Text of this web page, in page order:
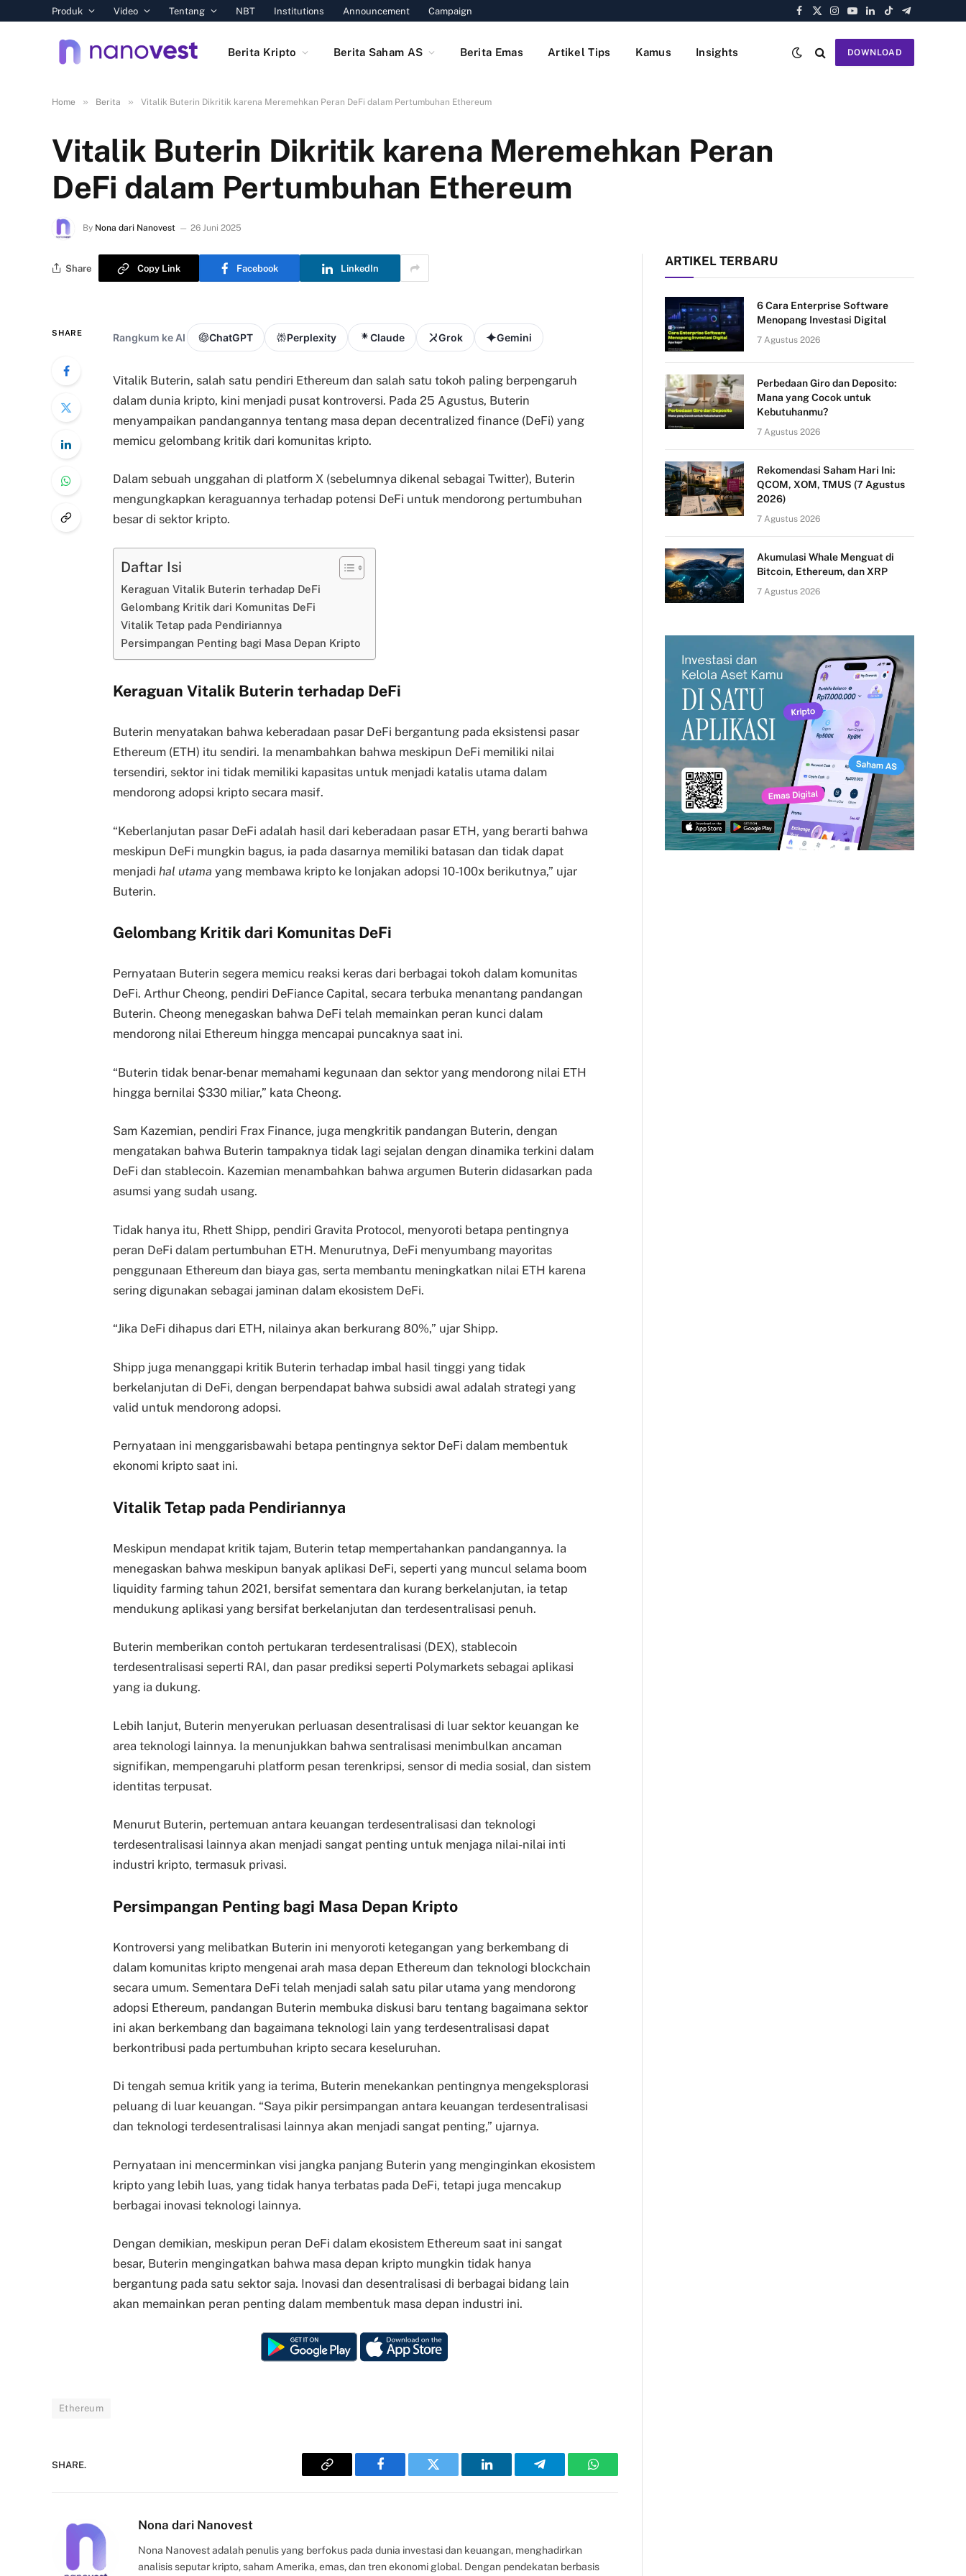
Produk Video Tentang NBT Institutions Announcement Campaign
Facebook
X
Instagram
YouTube
LinkedIn
TikTokTelegram
Berita Kripto Berita Saham AS Berita Emas Artikel Tips Kamus Insights DOWNLOAD
Home » Berita » Vitalik Buterin Dikritik karena Meremehkan Peran DeFi dalam Pertumbuhan Ethereum
Vitalik Buterin Dikritik karena Meremehkan Peran
DeFi dalam Pertumbuhan Ethereum
By Nona dari Nanovest 26 Juni 2025
Share Copy Link Facebook LinkedIn
SHARE Rangkum ke AI ChatGPT Perplexity Claude Grok Gemini
Vitalik Buterin, salah satu pendiri Ethereum dan salah satu tokoh paling berpengaruh
dalam dunia kripto, kini menjadi pusat kontroversi. Pada 25 Agustus, Buterin
menyampaikan pandangannya tentang masa depan decentralized finance (DeFi) yang
memicu gelombang kritik dari komunitas kripto.
Dalam sebuah unggahan di platform X (sebelumnya dikenal sebagai Twitter), Buterin
mengungkapkan keraguannya terhadap potensi DeFi untuk mendorong pertumbuhan
besar di sektor kripto.
Daftar Isi
Keraguan Vitalik Buterin terhadap DeFi
Gelombang Kritik dari Komunitas DeFi
Vitalik Tetap pada Pendiriannya
Persimpangan Penting bagi Masa Depan Kripto
Keraguan Vitalik Buterin terhadap DeFi
Buterin menyatakan bahwa keberadaan pasar DeFi bergantung pada eksistensi pasar
Ethereum (ETH) itu sendiri. Ia menambahkan bahwa meskipun DeFi memiliki nilai
tersendiri, sektor ini tidak memiliki kapasitas untuk menjadi katalis utama dalam
mendorong adopsi kripto secara masif.
“Keberlanjutan pasar DeFi adalah hasil dari keberadaan pasar ETH, yang berarti bahwa
meskipun DeFi mungkin bagus, ia pada dasarnya memiliki batasan dan tidak dapat
menjadi hal utama yang membawa kripto ke lonjakan adopsi 10-100x berikutnya,” ujar
Buterin.
Gelombang Kritik dari Komunitas DeFi
Pernyataan Buterin segera memicu reaksi keras dari berbagai tokoh dalam komunitas
DeFi. Arthur Cheong, pendiri DeFiance Capital, secara terbuka menantang pandangan
Buterin. Cheong menegaskan bahwa DeFi telah memainkan peran kunci dalam
mendorong nilai Ethereum hingga mencapai puncaknya saat ini.
“Buterin tidak benar-benar memahami kegunaan dan sektor yang mendorong nilai ETH
hingga bernilai $330 miliar,” kata Cheong.
Sam Kazemian, pendiri Frax Finance, juga mengkritik pandangan Buterin, dengan
mengatakan bahwa Buterin tampaknya tidak lagi sejalan dengan dinamika terkini dalam
DeFi dan stablecoin. Kazemian menambahkan bahwa argumen Buterin didasarkan pada
asumsi yang sudah usang.
Tidak hanya itu, Rhett Shipp, pendiri Gravita Protocol, menyoroti betapa pentingnya
peran DeFi dalam pertumbuhan ETH. Menurutnya, DeFi menyumbang mayoritas
penggunaan Ethereum dan biaya gas, serta membantu meningkatkan nilai ETH karena
sering digunakan sebagai jaminan dalam ekosistem DeFi.
“Jika DeFi dihapus dari ETH, nilainya akan berkurang 80%,” ujar Shipp.
Shipp juga menanggapi kritik Buterin terhadap imbal hasil tinggi yang tidak
berkelanjutan di DeFi, dengan berpendapat bahwa subsidi awal adalah strategi yang
valid untuk mendorong adopsi.
Pernyataan ini menggarisbawahi betapa pentingnya sektor DeFi dalam membentuk
ekonomi kripto saat ini.
Vitalik Tetap pada Pendiriannya
Meskipun mendapat kritik tajam, Buterin tetap mempertahankan pandangannya. Ia
menegaskan bahwa meskipun banyak aplikasi DeFi, seperti yang muncul selama boom
liquidity farming tahun 2021, bersifat sementara dan kurang berkelanjutan, ia tetap
mendukung aplikasi yang bersifat berkelanjutan dan terdesentralisasi penuh.
Buterin memberikan contoh pertukaran terdesentralisasi (DEX), stablecoin
terdesentralisasi seperti RAI, dan pasar prediksi seperti Polymarkets sebagai aplikasi
yang ia dukung.
Lebih lanjut, Buterin menyerukan perluasan desentralisasi di luar sektor keuangan ke
area teknologi lainnya. Ia menunjukkan bahwa sentralisasi menimbulkan ancaman
signifikan, mempengaruhi platform pesan terenkripsi, sensor di media sosial, dan sistem
identitas terpusat.
Menurut Buterin, pertemuan antara keuangan terdesentralisasi dan teknologi
terdesentralisasi lainnya akan menjadi sangat penting untuk menjaga nilai-nilai inti
industri kripto, termasuk privasi.
Persimpangan Penting bagi Masa Depan Kripto
Kontroversi yang melibatkan Buterin ini menyoroti ketegangan yang berkembang di
dalam komunitas kripto mengenai arah masa depan Ethereum dan teknologi blockchain
secara umum. Sementara DeFi telah menjadi salah satu pilar utama yang mendorong
adopsi Ethereum, pandangan Buterin membuka diskusi baru tentang bagaimana sektor
ini akan berkembang dan bagaimana teknologi lain yang terdesentralisasi dapat
berkontribusi pada pertumbuhan kripto secara keseluruhan.
Di tengah semua kritik yang ia terima, Buterin menekankan pentingnya mengeksplorasi
peluang di luar keuangan. “Saya pikir persimpangan antara keuangan terdesentralisasi
dan teknologi terdesentralisasi lainnya akan menjadi sangat penting,” ujarnya.
Pernyataan ini mencerminkan visi jangka panjang Buterin yang menginginkan ekosistem
kripto yang lebih luas, yang tidak hanya terbatas pada DeFi, tetapi juga mencakup
berbagai inovasi teknologi lainnya.
Dengan demikian, meskipun peran DeFi dalam ekosistem Ethereum saat ini sangat
besar, Buterin mengingatkan bahwa masa depan kripto mungkin tidak hanya
bergantung pada satu sektor saja. Inovasi dan desentralisasi di berbagai bidang lain
akan memainkan peran penting dalam membentuk masa depan industri ini.
Ethereum
SHARE.
Copy
Facebook Twitter LinkedIn Telegram WhatsApp
Nona dari Nanovest
Nona Nanovest adalah penulis yang berfokus pada dunia investasi dan keuangan, menghadirkan
analisis seputar kripto, saham Amerika, emas, dan tren ekonomi global. Dengan pendekatan berbasis
ARTIKEL TERBARU
6 Cara Enterprise Software
Menopang Investasi Digital
7 Agustus 2026
Perbedaan Giro dan Deposito:
Mana yang Cocok untuk
Kebutuhanmu?
7 Agustus 2026
Rekomendasi Saham Hari Ini:
QCOM, XOM, TMUS (7 Agustus
2026)
7 Agustus 2026
Akumulasi Whale Menguat di
Bitcoin, Ethereum, dan XRP
7 Agustus 2026